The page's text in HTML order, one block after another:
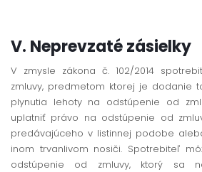
V. Neprevzaté zásielky
V zmysle zákona č. 102/2014
zmluvy, predmetom ktorej je dodanie
plynutia lehoty na odstúpenie od
uplatniť právo na odstúpenie od
predávajúceho v listinnej podobe
inom trvanlivom nosiči. Spotrebiteľ
odstúpenie od zmluvy, ktorý sa